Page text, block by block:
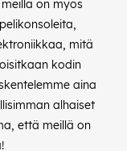
on myös
mitä
kodin
aina
alhaiset
että meillä on